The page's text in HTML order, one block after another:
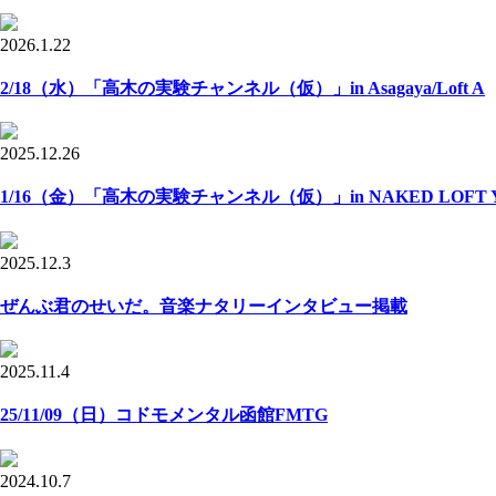
2026.1.22
2/18（水）「高木の実験チャンネル（仮）」in Asagaya/Loft A
2025.12.26
1/16（金）「高木の実験チャンネル（仮）」in NAKED LOFT
2025.12.3
ぜんぶ君のせいだ。音楽ナタリーインタビュー掲載
2025.11.4
25/11/09（日）コドモメンタル函館FMTG
2024.10.7